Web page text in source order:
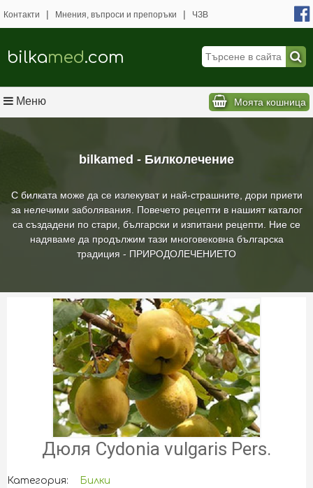
bilkamed - Билколечение
С билката може да се излекуват и най-страшните, дори приети
за нелечими заболявания. Повечето рецепти в нашият каталог
са създадени по стари, български и изпитани рецепти. Ние се
надяваме да продължим тази многовековна българска
традиция - ПРИРОДОЛЕЧЕНИЕТО
Контакти | Мнения, въпроси и препоръки | ЧЗВ
bilkamed.com
Меню Моята кошница
Дюля Cydonia vulgaris Pers.
Категория: Билки